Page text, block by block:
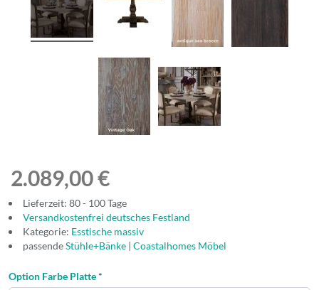
2.089,00 €
Lieferzeit: 80 - 100 Tage
Versandkostenfrei deutsches Festland
Kategorie: Esstische massiv
passendeStühle+Bänke | Coastalhomes Möbel
Option Farbe Platte *